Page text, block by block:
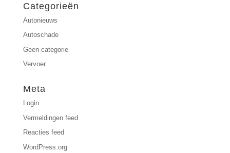
Categorieën
Autonieuws
Autoschade
Geen categorie
Vervoer
Meta
Login
Vermeldingen feed
Reacties feed
WordPress.org